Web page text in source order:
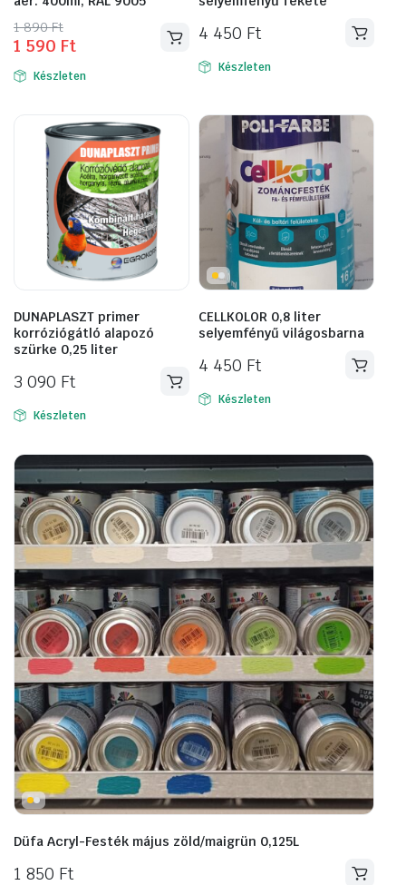
1 890Ft
Original
price
was:
1 590 Ft
Current
price
is: Készleten
4 450 Ft
Készleten
DUNAPLASZT primer
korróziógátló alapozó
szürke 0,25 liter
3 090 Ft
Készleten
CELLKOLOR 0,8 liter
selyemfényű világosbarna
4 450 Ft
Készleten
Düfa Acryl-Festék május zöld/maigrün 0,125L
1 850 Ft